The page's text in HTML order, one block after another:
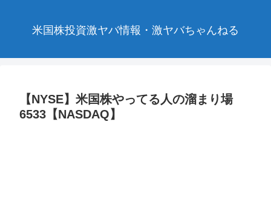
米国株投資激ヤバ情報・激ヤバちゃんねる
【NYSE】米国株やってる人の溜まり場
6533【NASDAQ】